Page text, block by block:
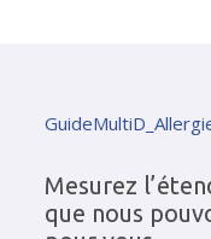
Mesurez
que nous